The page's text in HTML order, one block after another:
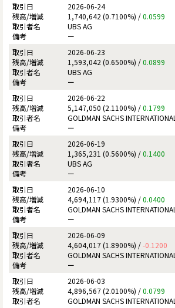
2026-06-24
1,740,642 (0.7100%) /0.0599
UBS AG
ー
2026-06-23
1,593,042 (0.6500%) /0.0899
UBS AG
ー
2026-06-22
5,147,050 (2.1100%) /0.1799
GOLDMAN SACHS INTERNATIONAL
ー
2026-06-19
1,365,231 (0.5600%) /0.1400
UBS AG
ー
2026-06-10
4,694,117 (1.9300%) /0.0400
GOLDMAN SACHS INTERNATIONAL
ー
2026-06-09
4,604,017 (1.8900%) /-0.1200
GOLDMAN SACHS INTERNATIONAL
ー
2026-06-03
4,896,567 (2.0100%) /0.0799
GOLDMAN SACHS INTERNATIONAL